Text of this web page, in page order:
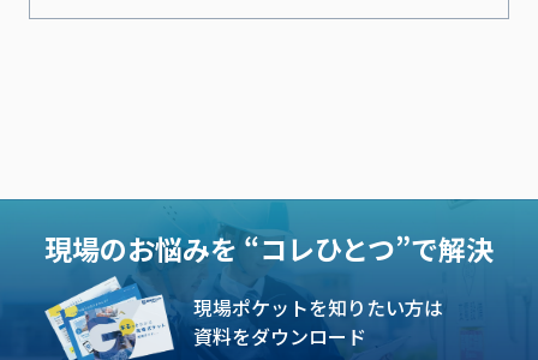
現場のお悩みを “コレひとつ”で解決
現場ポケットを知りたい方は
資料をダウンロード